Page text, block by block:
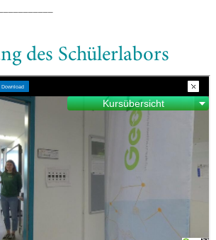
des Schülerlabors